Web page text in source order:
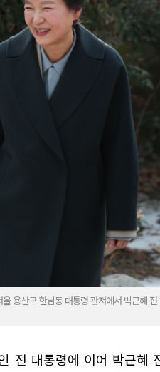
용산구 한남동 대통령 관저에서 박근혜
전 대통령에 이어 박근혜